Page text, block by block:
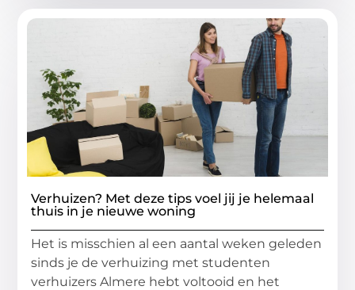
Verhuizen? Met deze tips voel jij je helemaal
thuis in je nieuwe woning
Het is misschien al een aantal weken geleden
sinds je de verhuizing met studenten
verhuizers Almere hebt voltooid en het